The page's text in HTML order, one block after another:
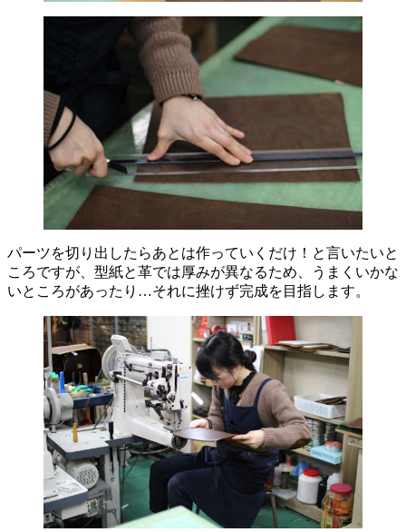
パーツを切り出したらあとは作っていくだけ！と言いたいと
ころですが、型紙と革では厚みが異なるため、うまくいかな
いところがあったり…それに挫けず完成を目指します。